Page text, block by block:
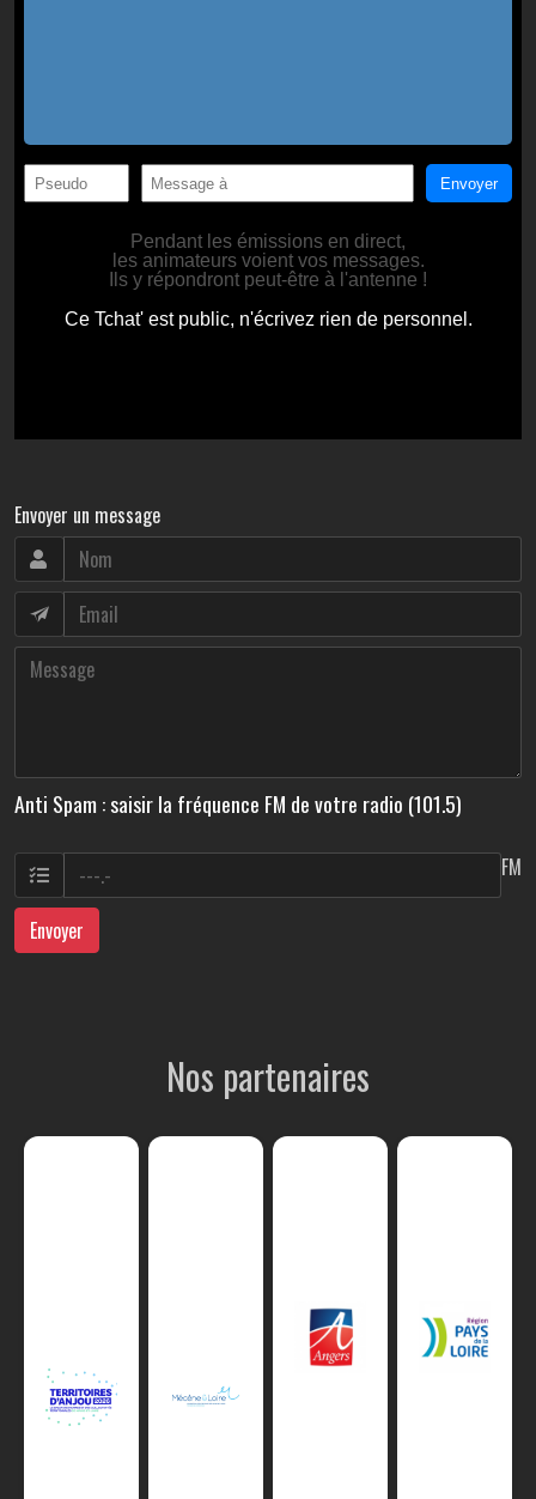
Envoyer un message
Anti Spam : saisir la fréquence FM de votre radio (101.5)
FM
Envoyer
Nos partenaires